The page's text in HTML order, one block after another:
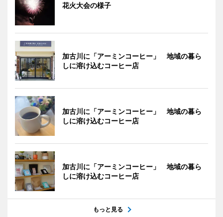
花火大会の様子
加古川に「アーミンコーヒー」 地域の暮ら
しに溶け込むコーヒー店
加古川に「アーミンコーヒー」 地域の暮ら
しに溶け込むコーヒー店
加古川に「アーミンコーヒー」 地域の暮ら
しに溶け込むコーヒー店
もっと見る